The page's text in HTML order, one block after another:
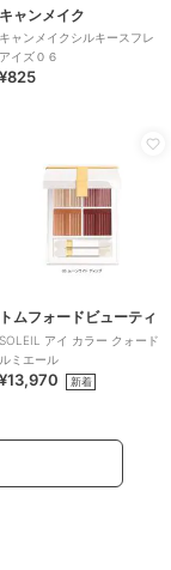
キャンメイク
キャンメイクシルキースフレ
アイズ０６
¥825
トムフォードビューティ
SOLEIL アイ カラー クォード
ルミエール
¥13,970 新着